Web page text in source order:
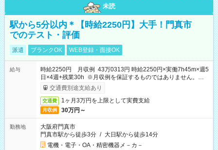
未読
駅から5分以内＊【時給2250円】大手！門真市
でのテスト・評価
派遣 ブランクOK WEB登録・面接OK
給与
時給2250円 月収例 43万0313円 時給2250円×実働7h45m×週5
日×4週+残業30h ※月収例を保証するものではありません。※給
与即受取りサービス利用可（利用条件有）
交通費別途支給あり
交通費 1ヶ月3万円を上限として実費支給
月収例 30万円～
勤務地
大阪府門真市
門真市駅から徒歩3分 / 大日駅から徒歩14分
電機・電子・OA・精密機器メ－カ－